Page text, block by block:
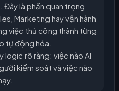
là phần quan trọng
Marketing hay vận hành
việc thủ công thành từng
tự động hóa.
logic rõ ràng: việc nào AI
kiểm soát và việc nào